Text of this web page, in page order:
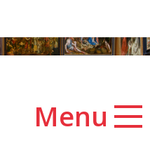
Menu